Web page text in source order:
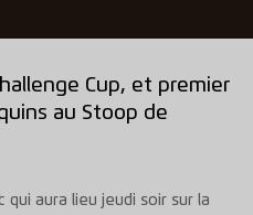
Cup, et premier
au Stoop de
aura lieu jeudi soir sur la